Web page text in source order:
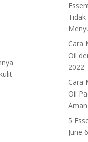
Cara
Oil
2022
Cara
Oil
Aman
5
June